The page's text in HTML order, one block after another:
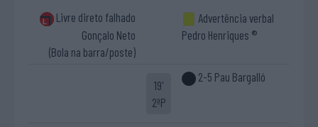
Livre direto falhado
Gonçalo Neto
(Bola na barra/poste)
Advertência verbal
Pedro Henriques ®
19'
2ªP
2-5 Pau Bargalló